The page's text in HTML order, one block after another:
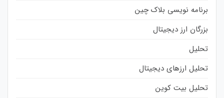
برنامه نویسی بلاک چین
بزرگان ارز دیجیتال
تحلیل
تحلیل ارزهای دیجیتال
تحلیل بیت کوین